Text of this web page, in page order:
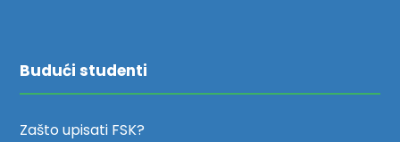
Budući studenti
Zašto upisati FSK?